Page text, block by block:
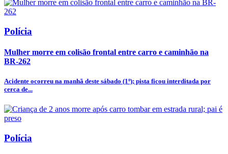
Polícia
Mulher morre em colisão frontal entre carro e caminhão na
BR-262
Acidente ocorreu na manhã deste sábado (1º); pista ficou interditada por
cerca de...
Polícia